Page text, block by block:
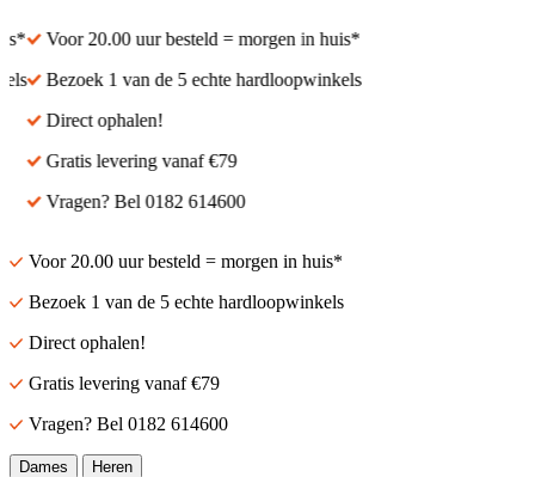
Voor 20.00 uur besteld = morgen in huis*
Bezoek 1 van de 5 echte hardloopwinkels
Direct ophalen!
Gratis levering vanaf €79
Vragen? Bel 0182 614600
Bezoek 1 van de 5
Voor 20.00 uur besteld = morgen in huis*
Bezoek 1 van de 5 echte hardloopwinkels
Direct ophalen!
Gratis levering vanaf €79
Vragen? Bel 0182 614600
Dames Heren